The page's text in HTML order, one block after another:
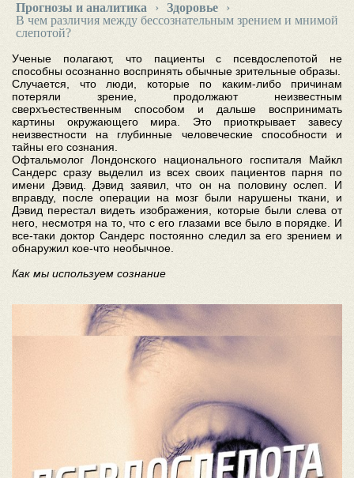
Прогнозы и аналитика › Здоровье
›
В чем различия между бессознательным зрением и мнимой
слепотой?
Ученые полагают, что пациенты с псевдослепотой не
способны осознанно воспринять обычные зрительные образы.
Случается, что люди, которые по каким-либо причинам
потеряли зрение, продолжают неизвестным
сверхъестественным способом и дальше воспринимать
картины окружающего мира. Это приоткрывает завесу
неизвестности на глубинные человеческие способности и
тайны его сознания.
Офтальмолог Лондонского национального госпиталя Майкл
Сандерс сразу выделил из всех своих пациентов парня по
имени Дэвид. Дэвид заявил, что он на половину ослеп. И
вправду, после операции на мозг были нарушены ткани, и
Дэвид перестал видеть изображения, которые были слева от
него, несмотря на то, что с его глазами все было в порядке. И
все-таки доктор Сандерс постоянно следил за его зрением и
обнаружил кое-что необычное.
Как мы используем сознание